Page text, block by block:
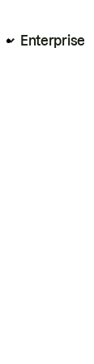
Enterprise